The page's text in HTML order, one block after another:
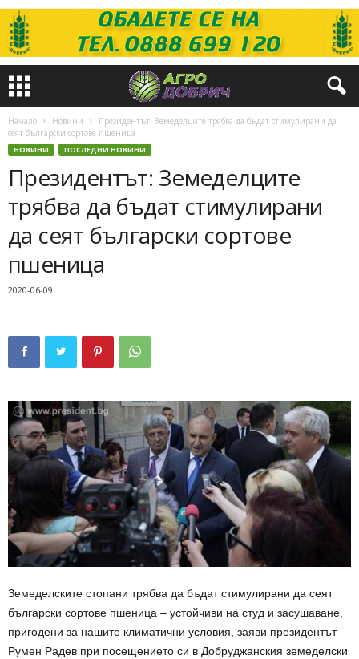
Начало Новини
Президентът: Земеделците трябва да бъдат стимулирани да
сеят български сортове пшеница
НОВИНИ ПОСЛЕДНИ НОВИНИ
Президентът: Земеделците
трябва да бъдат стимулирани
да сеят български сортове
пшеница
2020-06-09
Земеделските стопани трябва да бъдат стимулирани да сеят
български сортове пшеница – устойчиви на студ и засушаване,
пригодени за нашите климатични условия, заяви президентът
Румен Радев при посещението си в Добруджанския земеделски